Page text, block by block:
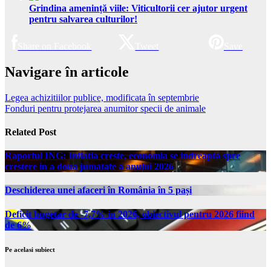
Grindina amenință viile: Viticultorii cer ajutor urgent
pentru salvarea culturilor!
Navigare în articole
Legea achizitiilor publice, modificata în septembrie
Fonduri pentru protejarea anumitor specii de animale
Related Post
Raportul ING: Inflatia creste, economia se indreapta spre
crestere in a doua jumatate a anului 2026
Deschiderea unei afaceri în România în 5 pași
Deficit bugetar de -7,7% in 2026, obiectivul pentru 2026 fiind
de 6%
Pe acelasi subiect